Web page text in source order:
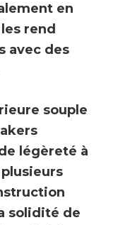
en
rend
avec des
souple
légèreté à
solidité de